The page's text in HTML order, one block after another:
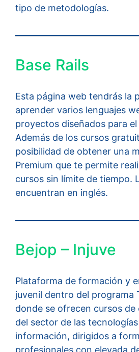
tipo de metodologías.
Base Rails
Esta página web tendrás la
aprender varios lenguajes
proyectos diseñados para
Además de los cursos
posibilidad de obtener una
Premium que te permite
cursos sin límite de tiempo.
encuentran en inglés.
Bejop – Injuve
Plataforma de formación y
juvenil dentro del programa
donde se ofrecen cursos de
del sector de las
información, dirigidos a
profesionales con elevada